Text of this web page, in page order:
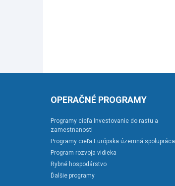
OPERAČNÉ PROGRAMY
Programy cieľa Investovanie do rastu a
zamestnanosti
Programy cieľa Európska územná spolupráca
Program rozvoja vidieka
Rybné hospodárstvo
Ďalšie programy